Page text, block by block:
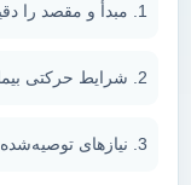
مبدأ و مقصد را
شرایط حرکتی
نیازهای